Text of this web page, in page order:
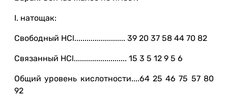
I. натощак:
Свободный HCl......................... 39 20 37 58 44 70 82
Связанный HCl.......................... 15 3 5 12 9 5 6
Общий уровень кислотности....64 25 46 75 57 80
92